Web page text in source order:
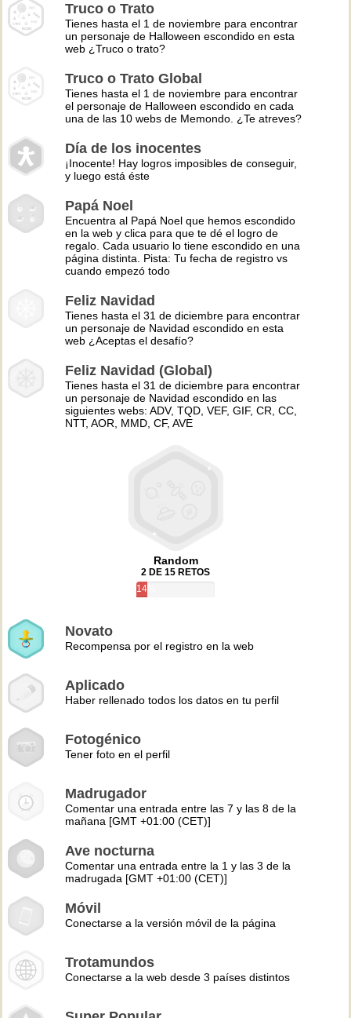
Truco o Trato
Tienes hasta el 1 de noviembre para encontrar
un personaje de Halloween escondido en esta
web ¿Truco o trato?
Truco o Trato Global
Tienes hasta el 1 de noviembre para encontrar
el personaje de Halloween escondido en cada
una de las 10 webs de Memondo. ¿Te atreves?
Día de los inocentes
¡Inocente! Hay logros imposibles de conseguir,
y luego está éste
Papá Noel
Encuentra al Papá Noel que hemos escondido
en la web y clica para que te dé el logro de
regalo. Cada usuario lo tiene escondido en una
página distinta. Pista: Tu fecha de registro vs
cuando empezó todo
Feliz Navidad
Tienes hasta el 31 de diciembre para encontrar
un personaje de Navidad escondido en esta
web ¿Aceptas el desafío?
Feliz Navidad (Global)
Tienes hasta el 31 de diciembre para encontrar
un personaje de Navidad escondido en las
siguientes webs: ADV, TQD, VEF, GIF, CR, CC,
NTT, AOR, MMD, CF, AVE
Random
2 DE 15 RETOS
14%
Novato
Recompensa por el registro en la web
Aplicado
Haber rellenado todos los datos en tu perfil
Fotogénico
Tener foto en el perfil
Madrugador
Comentar una entrada entre las 7 y las 8 de la
mañana [GMT +01:00 (CET)]
Ave nocturna
Comentar una entrada entre la 1 y las 3 de la
madrugada [GMT +01:00 (CET)]
Móvil
Conectarse a la versión móvil de la página
Trotamundos
Conectarse a la web desde 3 países distintos